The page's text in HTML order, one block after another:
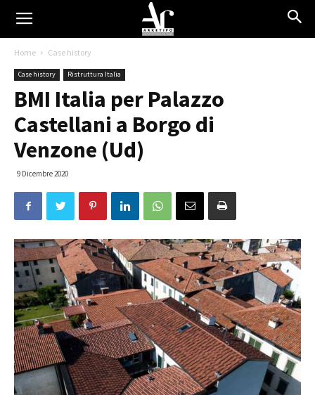
Home Case history
Case history Ristruttura Italia
BMI Italia per Palazzo
Castellani a Borgo di
Venzone (Ud)
9 Dicembre 2020